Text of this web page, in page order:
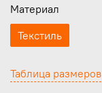
Таблица размеров
Материал
Текстиль